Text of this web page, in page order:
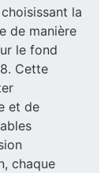
la
de manière
le fond
Cette
et de
chaque